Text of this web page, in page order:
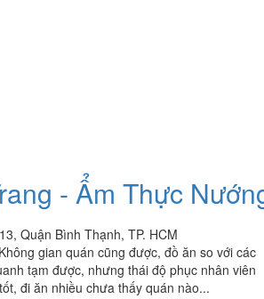
- Ẩm Thực
Quận Bình Thạnh, TP. HCM
Không gian quán cũng được, đồ ăn so với các
tạm được, nhưng thái độ phục nhân viên
đi ăn nhiều chưa thấy quán nào...